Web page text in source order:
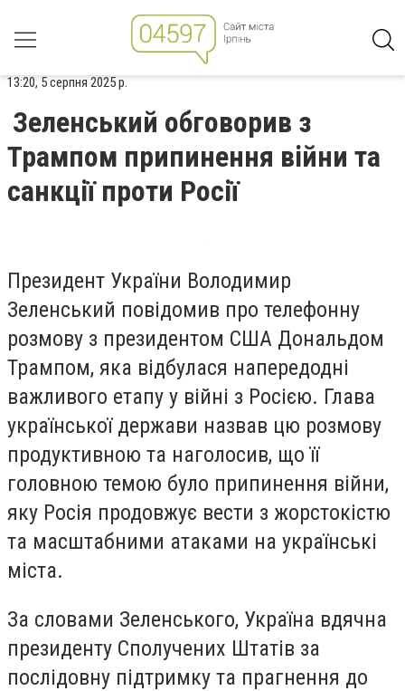
13:20, 5 серпня 2025 р.
Зеленський обговорив з
Трампом припинення війни та
санкції проти Росії
Президент України Володимир
Зеленський повідомив про телефонну
розмову з президентом США Дональдом
Трампом, яка відбулася напередодні
важливого етапу у війні з Росією. Глава
української держави назвав цю розмову
продуктивною та наголосив, що її
головною темою було припинення війни,
яку Росія продовжує вести з жорстокістю
та масштабними атаками на українські
міста.
За словами Зеленського, Україна вдячна
президенту Сполучених Штатів за
послідовну підтримку та прагнення до